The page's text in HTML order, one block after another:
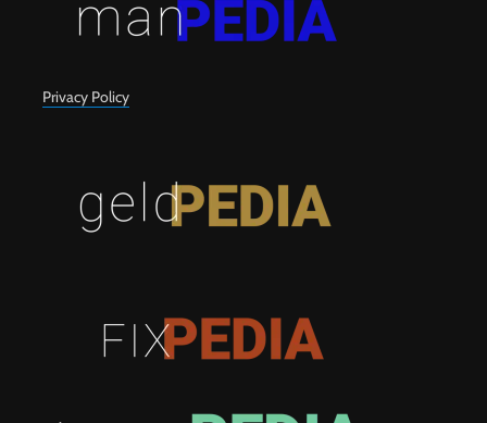
Privacy Policy